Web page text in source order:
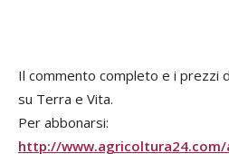
Il commento completo e i
su Terra e Vita.
Per abbonarsi:
http://